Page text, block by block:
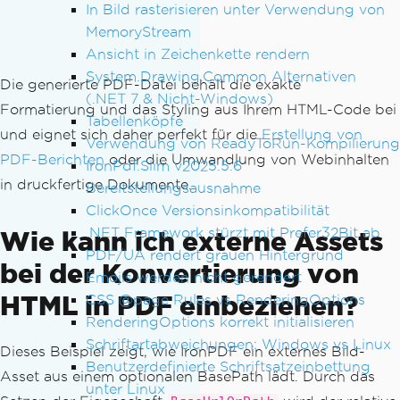
In Bild rasterisieren unter Verwendung von
MemoryStream
Ansicht in Zeichenkette rendern
System.Drawing.Common Alternativen
(.NET 7 & Nicht-Windows)
Tabellenköpfe
Verwendung von ReadyToRun-Kompilierung
IronPdf.Slim v2025.5.6
Bereitstellungsausnahme
ClickOnce Versionsinkompatibilität
.NET Framework stürzt mit Prefer32Bit ab
PDF/UA rendert grauen Hintergrund
Emojis werden nicht gerendert
CSS @page Rules vs RenderingOptions
RenderingOptions korrekt initialisieren
Schriftartabweichungen: Windows vs Linux
Benutzerdefinierte Schriftsatzeinbettung
unter Linux
Die generierte PDF-Datei behält die exakte
Formatierung und das Styling aus Ihrem HTML-Code bei
und eignet sich daher perfekt für dieErstellung von
PDF-Berichtenoder die Umwandlung von Webinhalten
in druckfertige Dokumente.
Wie kann ich externe Assets
bei der Konvertierung von
HTML in PDF einbeziehen?
Dieses Beispiel zeigt, wie IronPDF ein externes Bild-
Asset aus einem optionalen BasePath lädt. Durch das